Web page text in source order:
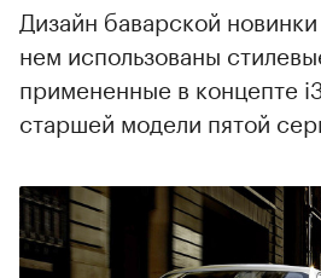
Дизайн баварской
нем использованы
примененные в концепте
старшей модели пятой